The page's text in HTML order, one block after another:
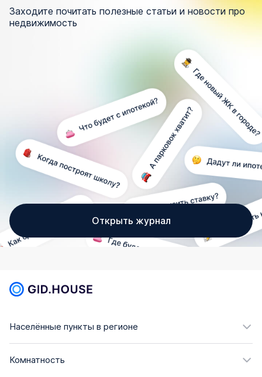
Заходите почитать полезные статьи и новости про
недвижимость
Открыть журнал
Населённые пункты в регионе
Комнатность